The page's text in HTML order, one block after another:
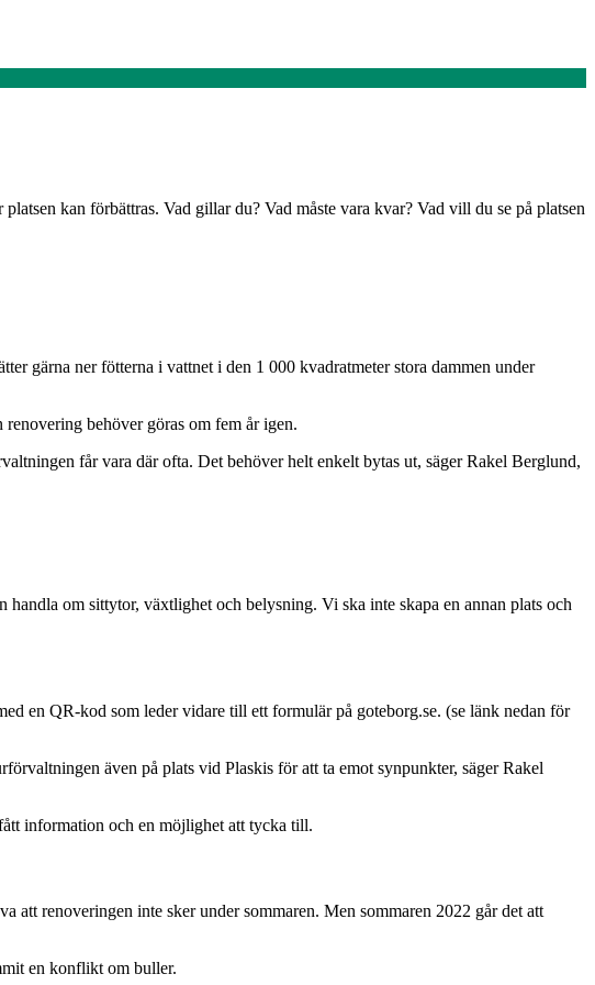
kan förbättras. Vad gillar du? Vad måste vara kvar? Vad vill du se på platsen
gärna ner fötterna i vattnet i den 1 000 kvadratmeter stora dammen under
behöver göras om fem år igen.
får vara där ofta. Det behöver helt enkelt bytas ut, säger Rakel Berglund,
om sittytor, växtlighet och belysning. Vi ska inte skapa en annan plats och
en QR-kod som leder vidare till ett formulär på goteborg.se. (se länk nedan för
även på plats vid Plaskis för att ta emot synpunkter, säger Rakel
information och en möjlighet att tycka till.
renoveringen inte sker under sommaren. Men sommaren 2022 går det att
en konflikt om buller.